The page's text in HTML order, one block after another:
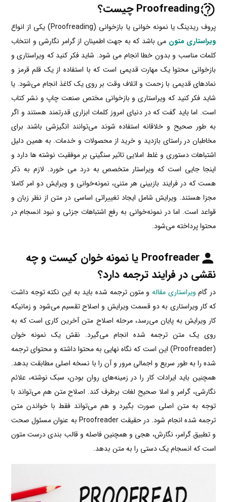
Proofreading چیست؟
پروف ریدینگ یا نمونه خوانی یا بازخوانی (Proofreading) یکی از انواع
ویراستاری متون می باشد که به جهت اطمینان از گرامر نگارشی و انتخاب
کلمات مناسب و بدون خطا انجام می شود. شاید فکر کنید که ویراستاری و
بازخوانی محتوا یک مهارت قدیمی است که با استفاده از یک قلم قرمز و
نمادهای قدیمی با زحمت و اتلاف وقت بر روی یک کاغذ انجام می‌شود. یا
شاید فکر کنید که ویراستاری و بازخوانی مختص صنعت چاپ و نشر کتاب
است. اما باید گفت که در دنیای امروز کلمات ابزاری قدرتمند هستند و اگر
به طور صحیح و خلاقانه استفاده شوند می‌توانند انگیزشی باشند برای
مخاطبان‌ در راستای بازدید و خرید از محصولات و خدمات‌. به همین دلیل
اشتباهات دستوری و غلط املایی تاثیر سنگینی بر موفقیت نوشته ها دارد و
اینجا جایی است که ویراستار متخصص به درد می خورد. لازم به ذکر
هست که در فرایند بازبینی هر متنی، نمونه‌خوانی و ویرایش دو امر کاملا
مجزا هستند. ویرایش شامل ایجاد تغییراتی اساسی در متن از نظر زبان و
قواعد است. اما در نمونه‌خوانی به رفع اشتباهات جزئی و نبود انسجام در
محتوا پرداخته می‌شود.
Proofreader یا نمونه خوان کیست و چه
نقشی در فرایند ترجمه دارد؟
در گام ویراستاری مقاله و متون ترجمه شده باید به این نکته توجه داشت
که کار ویراستاری به دو قسمت ویرایش و اصلاح تقسیم می‌شود و زمانیکه
کار ویرایش به پایان می‌رسد، مرحله اصلاح متن آخرین کاری است که به
روی یک متن ترجمه شده انجام می‌گیرد. نقش یک نمونه خوان
(Proofreader) این است که نگاه نهایی به محتوا داشته و محتوای ترجمه
شده را به طور سریع و اجمالی مرور و آن را با نسخه اصلی مطابقت بدهد.
همچنین باید ایرادات کار را در زمینه‌های روان بودن، سبک نوشته، علائم
نگارشی، گرامر و املا صحیح لغات برطرف کند. اصلاح متن هم می‌تواند با
توجه به متن اصلی صورت بگیرد و هم می‌تواند فقط با خواندن متن
ترجمه شده انجام شود. در حقیقت Proofreader به عنوان مسئول صحت
و تطبیق گرامر، نگارش، هجی و همچنین فاصله و قالب بندی درست متون
است که انسجام یک دستی را به متن بدهد.